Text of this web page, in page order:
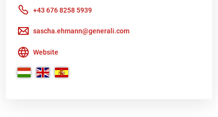
+43 676 8258 5939
sascha.ehmann@generali.com
Website